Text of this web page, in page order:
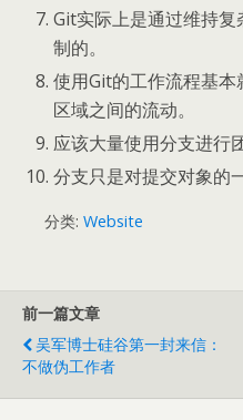
Git实际上是通过维持
制的。
使用Git的工作流程基
区域之间的流动。
应该大量使用分支进行
分支只是对提交对象的
分类: Website
前一篇文章
吴军博士硅谷第一封来信：
不做伪工作者